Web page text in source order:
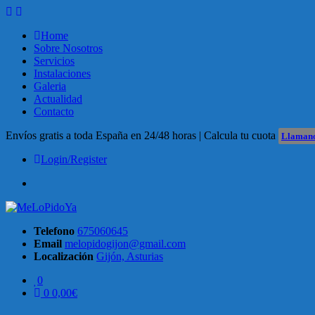
Skip
content Home
Sobre Nosotros
Servicios
Instalaciones
Galeria
Actualidad
Contacto
Envíos gratis a toda España en 24/48 horas | Calcula tu cuota
Login/Register
Telefono 675060645
Email melopidogijon@gmail.com
Localización Gijón, Asturias
0
0 0,00€